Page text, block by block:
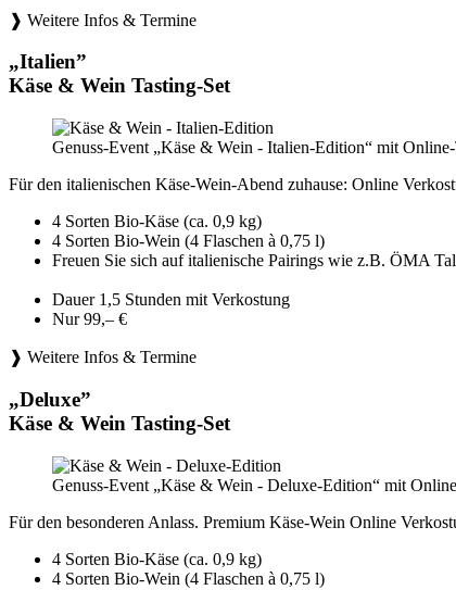
❱ Weitere Infos & Termine
„Italien”
Käse & Wein Tasting-Set
Genuss-Event „Käse & Wein - Italien-Edition“ mit
Für den italienischen Käse-Wein-Abend zuhause: Online
4 Sorten Bio-Käse (ca. 0,9 kg)
4 Sorten Bio-Wein (4 Flaschen à 0,75 l)
Freuen Sie sich auf italienische Pairings wie z.B. ÖMA
Dauer 1,5 Stunden mit Verkostung
Nur 99,– €
❱ Weitere Infos & Termine
„Deluxe”
Käse & Wein Tasting-Set
Genuss-Event „Käse & Wein - Deluxe-Edition“ mit
Für den besonderen Anlass. Premium Käse-Wein Online
4 Sorten Bio-Käse (ca. 0,9 kg)
4 Sorten Bio-Wein (4 Flaschen à 0,75 l)